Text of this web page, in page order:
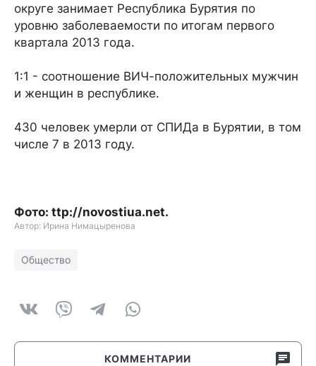
округе занимает Республика Бурятия по
уровню заболеваемости по итогам первого
квартала 2013 года.
1:1 - соотношение ВИЧ-положительных мужчин
и женщин в республике.
430 человек умерли от СПИДа в Бурятии, в том
числе 7 в 2013 году.
Фото: ttp://novostiua.net.
Автор: Ирина Нимацыренова
Общество
КОММЕНТАРИИ